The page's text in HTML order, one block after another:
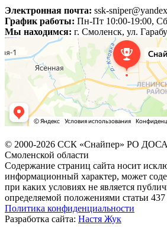
Электронная почта: ssk-
График работы: Пн-Пт 10:00-19:00,
Мы находимся: г. Смоленск, ул.
© 2000-2026 ССК «Снайпер» РО
Смоленской области
Содержание страниц сайта носит
информационный характер, может
при каких условиях не является
определяемой положениями статьи
Политика конфиденциальности
Разработка сайта: Настя Жук